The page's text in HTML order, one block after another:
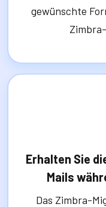
gewünschte
Erhalten Sie
Mails
Das Zimbra-